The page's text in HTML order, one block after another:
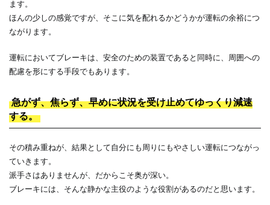
ます。
ほんの少しの感覚ですが、そこに気を配れるかどうかが運転の余裕につ
ながります。
運転においてブレーキは、安全のための装置であると同時に、周囲への
配慮を形にする手段でもあります。
急がず、焦らず、早めに状況を受け止めてゆっくり減速
する。
その積み重ねが、結果として自分にも周りにもやさしい運転につながっ
ていきます。
派手さはありませんが、だからこそ奥が深い。
ブレーキには、そんな静かな主役のような役割があるのだと思います。